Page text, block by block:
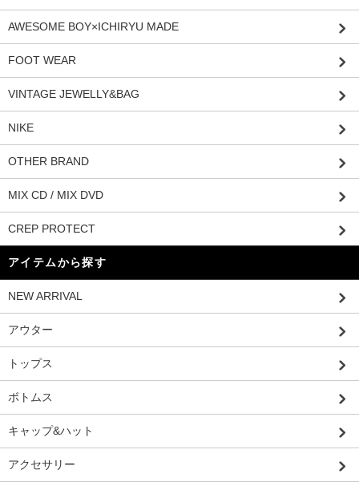
AWESOME BOY×ICHIRYU MADE
FOOT WEAR
VINTAGE JEWELLY&BAG
NIKE
OTHER BRAND
MIX CD / MIX DVD
CREP PROTECT
アイテムから探す
NEW ARRIVAL
アウター
トップス
ボトムス
キャップ&ハット
アクセサリー